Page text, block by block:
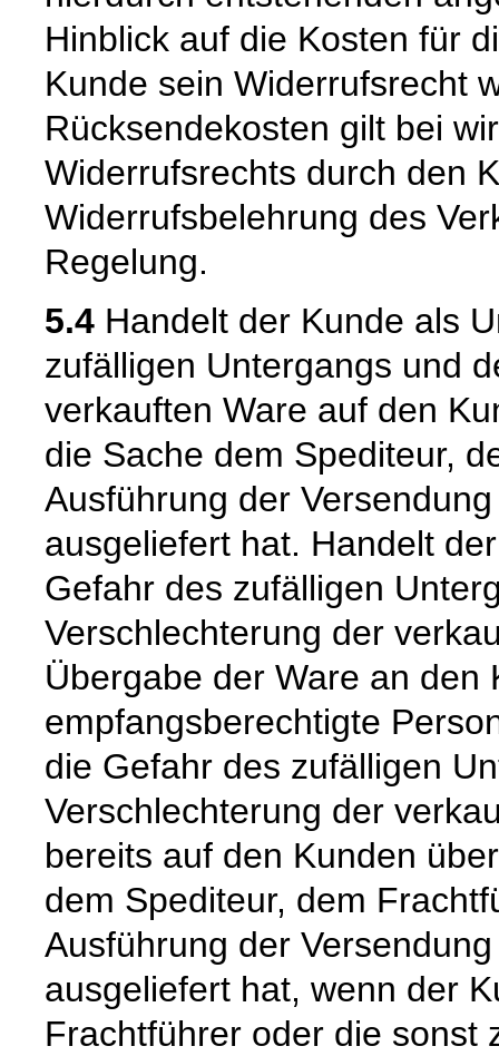
Hinblick auf die Kosten für
Kunde sein Widerrufsrecht
Rücksendekosten gilt bei
Widerrufsrechts durch den
Widerrufsbelehrung des
Regelung.
5.4 Handelt der Kunde als
zufälligen Untergangs und
verkauften Ware auf den
die Sache dem Spediteur,
Ausführung der
ausgeliefert hat. Handelt
Gefahr des zufälligen
Verschlechterung der
Übergabe der Ware an den
empfangsberechtigte
die Gefahr des zufälligen
Verschlechterung der
bereits auf den Kunden
dem Spediteur, dem
Ausführung der
ausgeliefert hat, wenn der
Frachtführer oder die sonst